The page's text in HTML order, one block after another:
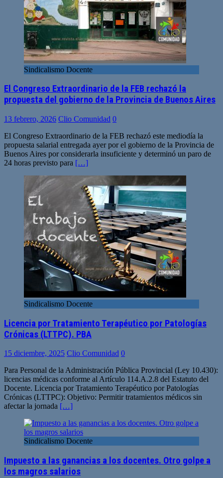
Sindicalismo Docente
El Congreso Extraordinario de la FEB rechazó la
propuesta del gobierno de la Provincia de Buenos Aires
13 febrero, 2026 Clio Comunidad 0
El Congreso Extraordinario de la FEB rechazó este mediodía la
propuesta salarial entregada ayer por el gobierno de la Provincia de
Buenos Aires por considerarla insuficiente y determinó un paro de
24 horas previsto para […]
Sindicalismo Docente
Licencia por Tratamiento Terapéutico por Patologías
Crónicas (LTTPC). PBA
15 diciembre, 2025 Clio Comunidad 0
Para Personal de la Administración Pública Provincial (Ley 10.430):
licencias médicas conforme al Artículo 114.A.2.8 del Estatuto del
Docente. Licencia por Tratamiento Terapéutico por Patologías
Crónicas (LTTPC): Objetivo: Permitir tratamientos médicos sin
afectar la jornada […]
Sindicalismo Docente
Impuesto a las ganancias a los docentes. Otro golpe a
los magros salarios